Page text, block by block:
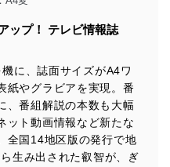
安全性を確保するため
じめとする安全対策を実
またはき損の防止及び是
とのできる機器及び当該
明確化し、 個人データへ
しています。
ップ！ テレビ情報誌
に、誌面サイズがA4ワ
紙やグラビアを実現。番
、番組解説の本数も大幅
ット動画情報など新たな
全国14地区版の発行で地
生み出された叡智が、ぎ